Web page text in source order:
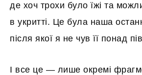
де хоч трохи було їжі та
в укритті. Це була наша
після якої я не чув її понад
І все це — лише окремі